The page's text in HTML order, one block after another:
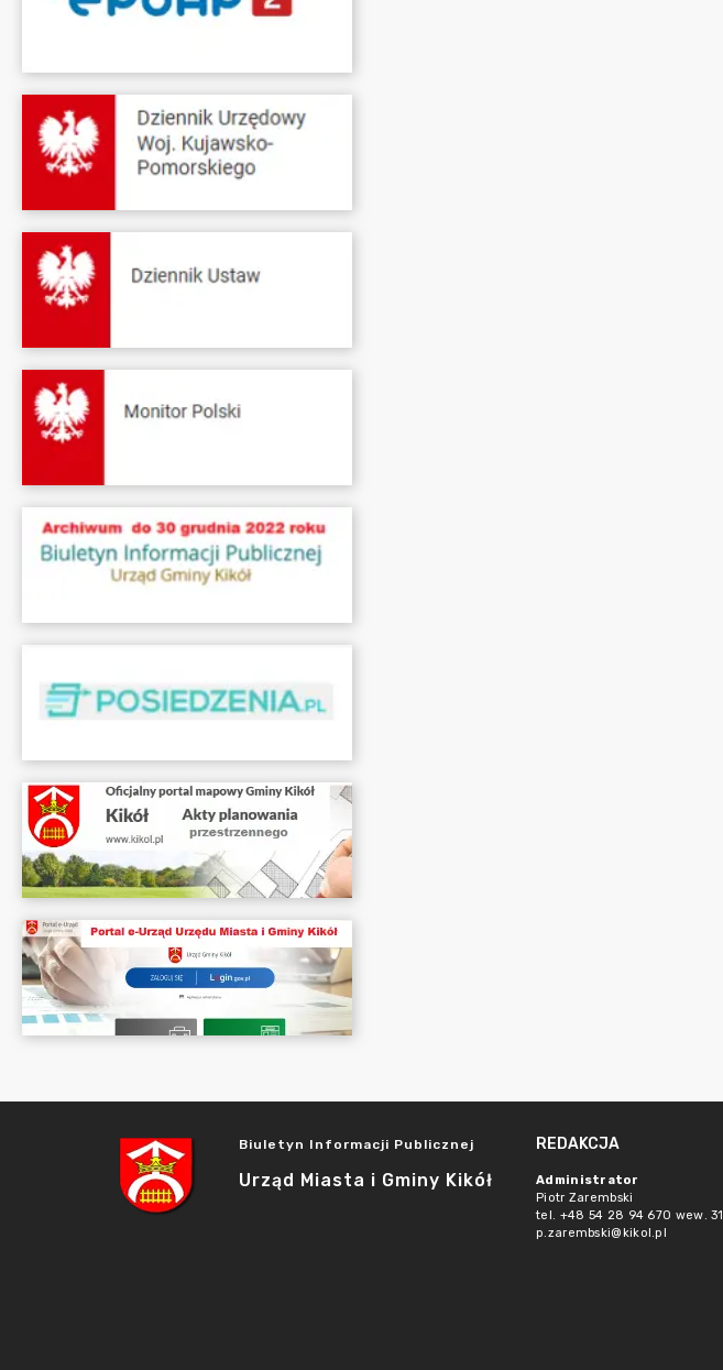
Biuletyn Informacji Publicznej
Urząd Miasta i Gminy Kikół
REDAKCJA
Administrator
Piotr Zarembski
tel. +48 54 28 94 670 wew. 31
p.zarembski@kikol.pl